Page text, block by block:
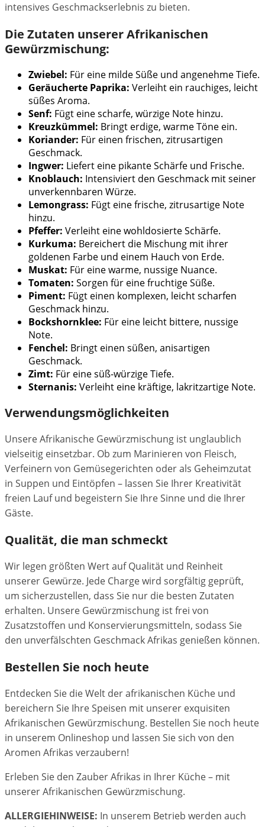
intensives Geschmackserlebnis zu bieten.
Die Zutaten unserer Afrikanischen
Gewürzmischung:
Zwiebel: Für eine milde Süße und angenehme Tiefe.
Geräucherte Paprika: Verleiht ein rauchiges, leicht
süßes Aroma.
Senf: Fügt eine scharfe, würzige Note hinzu.
Kreuzkümmel: Bringt erdige, warme Töne ein.
Koriander: Für einen frischen, zitrusartigen
Geschmack.
Ingwer: Liefert eine pikante Schärfe und Frische.
Knoblauch: Intensiviert den Geschmack mit seiner
unverkennbaren Würze.
Lemongrass: Fügt eine frische, zitrusartige Note
hinzu.
Pfeffer: Verleiht eine wohldosierte Schärfe.
Kurkuma: Bereichert die Mischung mit ihrer
goldenen Farbe und einem Hauch von Erde.
Muskat: Für eine warme, nussige Nuance.
Tomaten: Sorgen für eine fruchtige Süße.
Piment: Fügt einen komplexen, leicht scharfen
Geschmack hinzu.
Bockshornklee: Für eine leicht bittere, nussige
Note.
Fenchel: Bringt einen süßen, anisartigen
Geschmack.
Zimt: Für eine süß-würzige Tiefe.
Sternanis: Verleiht eine kräftige, lakritzartige Note.
Verwendungsmöglichkeiten
Unsere Afrikanische Gewürzmischung ist unglaublich
vielseitig einsetzbar. Ob zum Marinieren von Fleisch,
Verfeinern von Gemüsegerichten oder als Geheimzutat
in Suppen und Eintöpfen – lassen Sie Ihrer Kreativität
freien Lauf und begeistern Sie Ihre Sinne und die Ihrer
Gäste.
Qualität, die man schmeckt
Wir legen größten Wert auf Qualität und Reinheit
unserer Gewürze. Jede Charge wird sorgfältig geprüft,
um sicherzustellen, dass Sie nur die besten Zutaten
erhalten. Unsere Gewürzmischung ist frei von
Zusatzstoffen und Konservierungsmitteln, sodass Sie
den unverfälschten Geschmack Afrikas genießen können.
Bestellen Sie noch heute
Entdecken Sie die Welt der afrikanischen Küche und
bereichern Sie Ihre Speisen mit unserer exquisiten
Afrikanischen Gewürzmischung. Bestellen Sie noch heute
in unserem Onlineshop und lassen Sie sich von den
Aromen Afrikas verzaubern!
Erleben Sie den Zauber Afrikas in Ihrer Küche – mit
unserer Afrikanischen Gewürzmischung.
ALLERGIEHINWEISE: In unserem Betrieb werden auch